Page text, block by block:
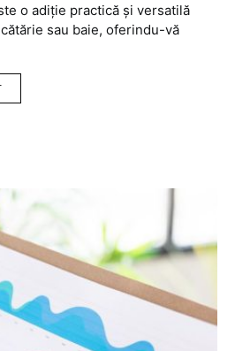
o adiție practică și versatilă
sau baie, oferindu-vă